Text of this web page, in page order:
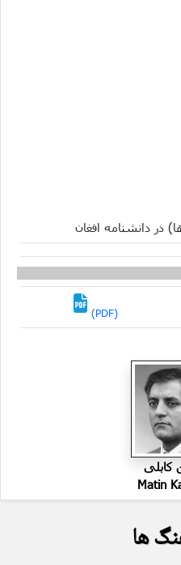
دانشنامه افغان
(PDF)
کابلی
Matin
ها